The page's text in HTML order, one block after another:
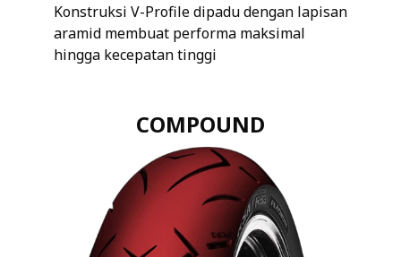
Konstruksi V-Profile dipadu dengan lapisan
aramid membuat performa maksimal
hingga kecepatan tinggi
COMPOUND